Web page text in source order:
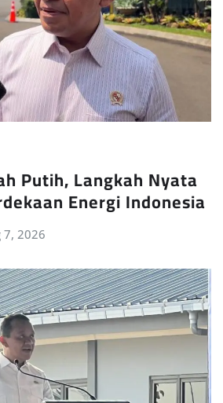
Putih, Langkah Nyata
Energi Indonesia
7, 2026